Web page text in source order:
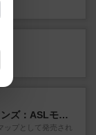
ドゥームド・バタリオンズ：ASLモジュール11
ップとして発売され